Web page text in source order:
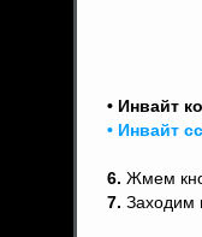
• Инвайт
• Инвайт
6. Жмем
7. Заходим